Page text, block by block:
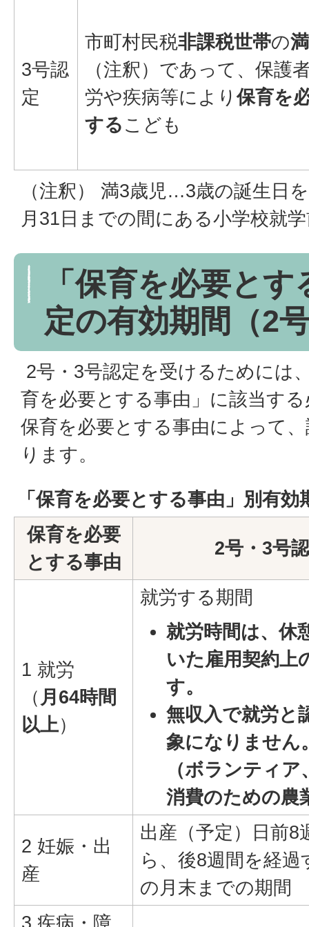
3号認
定
市町村民税非課税世帯の
（注釈）であって、保護
労や疾病等により保育を
するこども
（注釈） 満3歳児…3歳の誕生日
月31日までの間にある小学校就
「保育を必要と
定の有効期間（2
2号・3号認定を受けるためには
育を必要とする事由」に該当す
保育を必要とする事由によって
ります。
「保育を必要とする事由」別有効
保育を必要
とする事由
2号・3号
1 就労
（ 月64時間
以上）
就労する期間
就労時間は、休
いた雇用契約上
す。
無収入で就労と
象になりません
（ボランティ
消費のための農
2 妊娠・出
産
出産（予定）日前8
ら、後8週間を経
の月末までの期間
3 疾病・障